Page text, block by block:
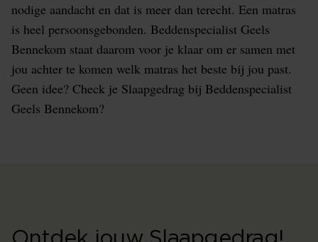
nodige aandacht en dat is meer dan terecht. Een matras
is heel persoonsgebonden. Beddenspecialist Geels
Bennekom staat daarom voor je klaar om er samen met
jou achter te komen welk matras het beste bij jou past.
Geen idee? Check je Slaapgedrag bij Beddenspecialist
Geels Bennekom?